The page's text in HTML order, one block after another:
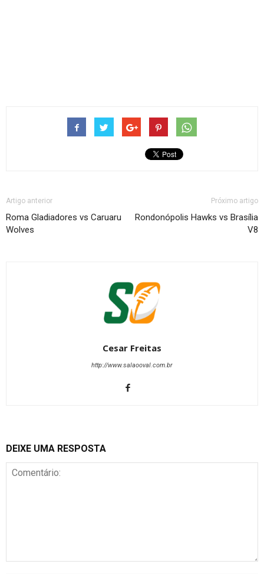
Artigo anterior
Roma Gladiadores vs Caruaru
Wolves
Próximo artigo
Rondonópolis Hawks vs Brasília
V8
Cesar Freitas
http://www.salaooval.com.br
DEIXE UMA RESPOSTA